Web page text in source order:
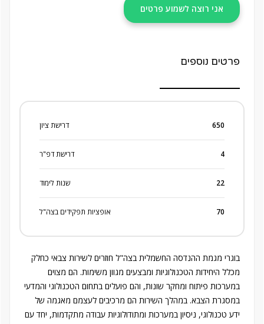
אני רוצה לשמוע פרטים
פרטים נוספים
דרישת ציון 650
דרישת דפ"ר 4
שנות לימוד 22
אופציות תפקידים בצה"ל 70
בוגרי מגמת ההנדסה החשמלית בצה"ל חוזרים לשירות צבאי כחלק
מכלל היחידות הטכנולוגיות ומבצעים מגוון משימות. הם מצוים
במערכות פיתוח ומחקר שונות, והם פועלים בתחום הטכנולוגי והמדעי
במסגרת הצבא. במהלך השירות הם מרכיבים לעצמם מאגמה של
ידע טכנולוגי, ניסיון במערכות ומתודולוגיות עבודה מתקדמות, יחד עם